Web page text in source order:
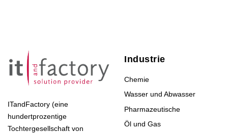
ITandFactory (eine
hundertprozentige
Tochtergesellschaft von
Industrie
Chemie
Wasser und Abwasser
Pharmazeutische
Öl und Gas